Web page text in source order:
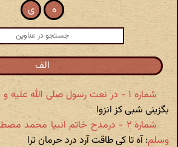
ه
ی
الف
شماره ۱ - در نعت رسول صلی الله علیه و سلم
بگزینی شبی کز انزوا
شماره ۲ - درمدح خاتم انبیا محمد
وسلم: آه تا کی طاقت آرد درد حرمان ترا